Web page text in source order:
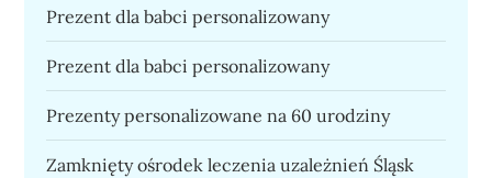
Prezent dla babci personalizowany
Prezent dla babci personalizowany
Prezenty personalizowane na 60 urodziny
Zamknięty ośrodek leczenia uzależnień Śląsk